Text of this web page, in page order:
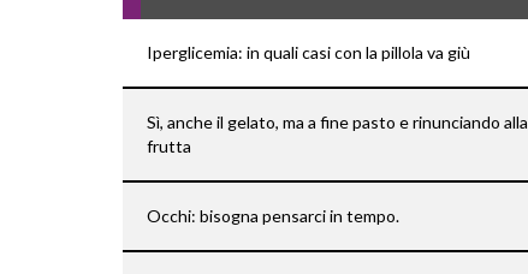
Iperglicemia: in quali casi con la pillola va giù
Sì, anche il gelato, ma a fine pasto e rinunciando alla
frutta
Occhi: bisogna pensarci in tempo.